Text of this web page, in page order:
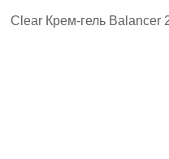
Clear Крем-гель Balancer